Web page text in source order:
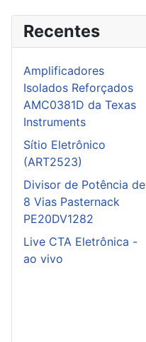
Recentes
Amplificadores
Isolados Reforçados
AMC0381D da Texas
Instruments
Sítio Eletrônico
(ART2523)
Divisor de Potência de
8 Vias Pasternack
PE20DV1282
Live CTA Eletrônica -
ao vivo